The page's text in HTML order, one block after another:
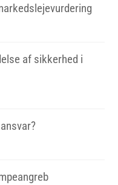
af sikkerhed i